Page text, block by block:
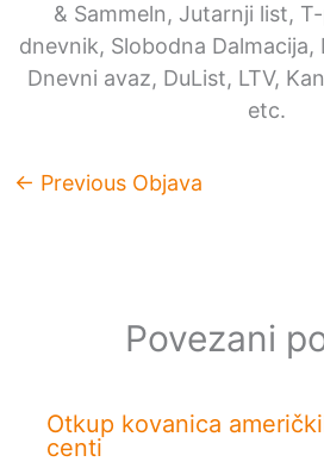
& Sammeln, Jutarnji list,
dnevnik, Slobodna
Dnevni avaz, DuList, LTV,
etc.
← Previous Objava
Povezani
Otkup kovanica
centi